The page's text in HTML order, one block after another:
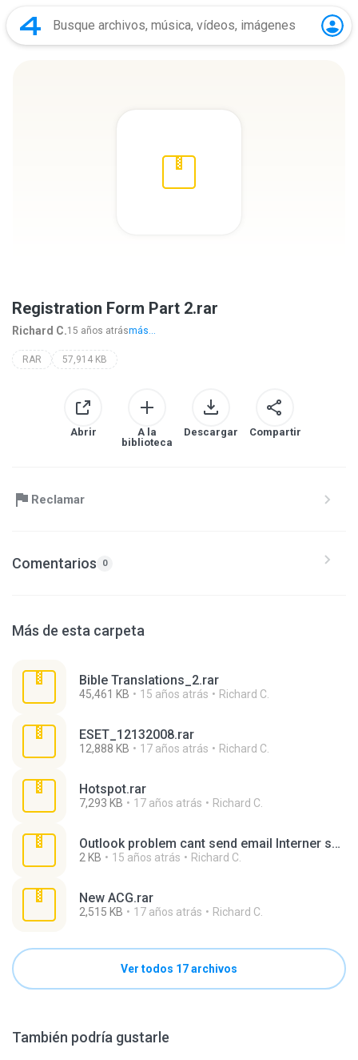
Registration Form Part 2.rar
Richard C.15 años atrásmás...
RAR 57,914 KB
Abrir
A la
biblioteca
Descargar Compartir
Reclamar
Comentarios 0
Más de esta carpeta
Bible Translations_2.rar
45,461 KB 15 años atrás Richard C.
ESET_12132008.rar
12,888 KB 17 años atrás Richard C.
Hotspot.rar
7,293 KB 17 años atrás Richard C.
Outlook problem cant send email Interner shortcut).rar
2 KB 15 años atrás Richard C.
New ACG.rar
2,515 KB 17 años atrás Richard C.
Ver todos 17 archivos
También podría gustarle